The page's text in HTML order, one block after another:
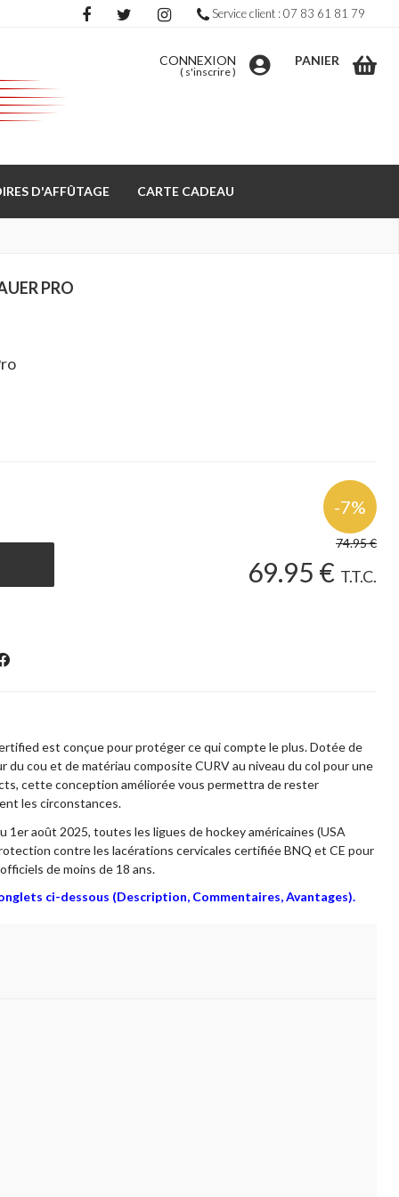
CONNEXION
( s'inscrire)
PANIER
D'AFFÛTAGE CARTE CADEAU
PRO
74.95€
69.95 € T.T.C.
est conçue pour protéger ce qui compte le plus. Dotée de
cou et de matériau composite CURV au niveau du col pour une
cette conception améliorée vous permettra de rester
les circonstances.
1er août 2025, toutes les ligues de hockey américaines (USA
contre les lacérations cervicales certifiée BNQ et CE pour
de moins de 18 ans.
ci-dessous (Description, Commentaires, Avantages).
Service client : 07 83 61 81 79